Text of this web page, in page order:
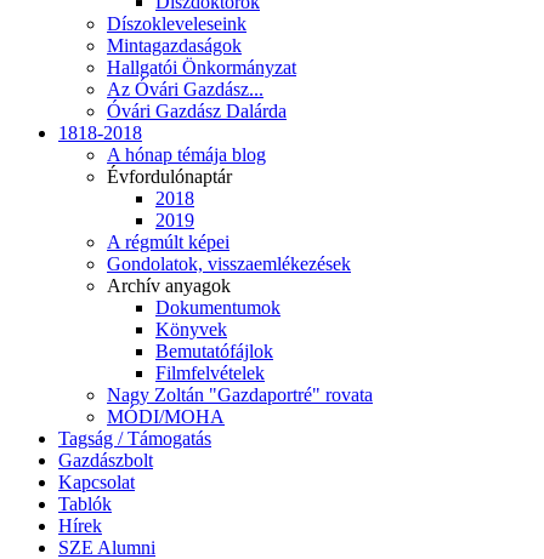
Díszokleveleseink
Mintagazdaságok
Hallgatói Önkormányzat
Az Óvári Gazdász...
Óvári Gazdász Dalárda
1818-2018
A hónap témája blog
Évfordulónaptár
2018
2019
A régmúlt képei
Gondolatok, visszaemlékezések
Archív anyagok
Dokumentumok
Könyvek
Bemutatófájlok
Filmfelvételek
Nagy Zoltán "Gazdaportré" rovata
MÓDI/MOHA
Tagság / Támogatás
Gazdászbolt
Kapcsolat
Tablók
Hírek
SZE Alumni